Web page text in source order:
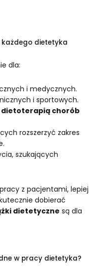
dietetyka
dla:
i medycznych.
i sportowych.
dietoterapią chorób
rozszerzyć zakres
szukających
z pacjentami, lepiej
dobierać
dietetyczne są dla
w pracy dietetyka?